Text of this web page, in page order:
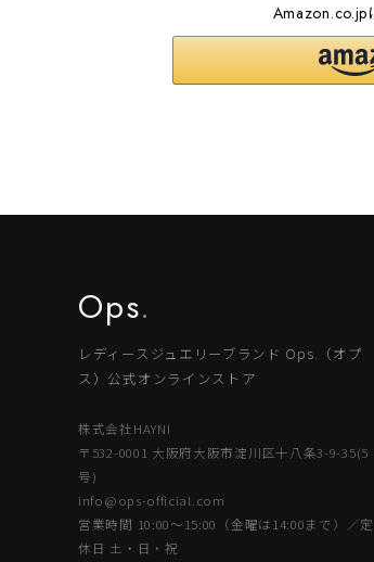
Ops.
レディースジュエリーブランド Ops.（オプ
ス）公式オンラインストア
株式会社HAYNI
〒532-0001 大阪府大阪市淀川区十八条3-9-35(5
号)
info@ops-official.com
営業時間 10:00〜15:00（金曜は14:00まで）／定
休日 土・日・祝